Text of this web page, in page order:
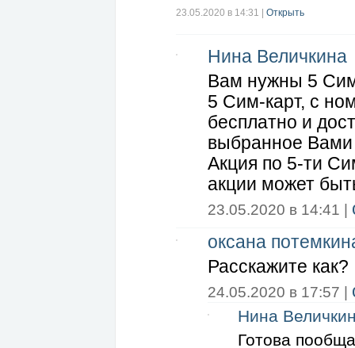
23.05.2020 в 14:31
Открыть
Нина Величкина
Вам нужны 5
5 Сим-карт, с
бесплатно и
выбранное
Акция по 5-ти
акции может
23.05.2020 в 14:41 |
оксана
Расскажите как?
24.05.2020 в 17:57 |
Нина
Готова